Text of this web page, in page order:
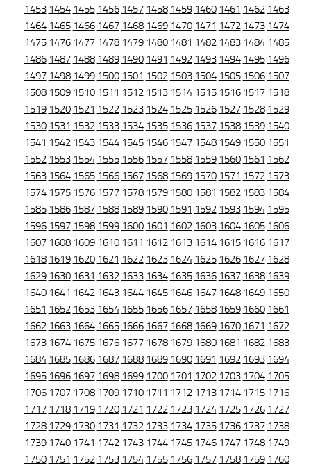
1453 1454 1455 1456 1457 1458 1459 1460 1461 1462 1463
1464 1465 1466 1467 1468 1469 1470 1471 1472 1473 1474
1475 1476 1477 1478 1479 1480 1481 1482 1483 1484 1485
1486 1487 1488 1489 1490 1491 1492 1493 1494 1495 1496
1497 1498 1499 1500 1501 1502 1503 1504 1505 1506 1507
1508 1509 1510 1511 1512 1513 1514 1515 1516 1517 1518
1519 1520 1521 1522 1523 1524 1525 1526 1527 1528 1529
1530 1531 1532 1533 1534 1535 1536 1537 1538 1539 1540
1541 1542 1543 1544 1545 1546 1547 1548 1549 1550 1551
1552 1553 1554 1555 1556 1557 1558 1559 1560 1561 1562
1563 1564 1565 1566 1567 1568 1569 1570 1571 1572 1573
1574 1575 1576 1577 1578 1579 1580 1581 1582 1583 1584
1585 1586 1587 1588 1589 1590 1591 1592 1593 1594 1595
1596 1597 1598 1599 1600 1601 1602 1603 1604 1605 1606
1607 1608 1609 1610 1611 1612 1613 1614 1615 1616 1617
1618 1619 1620 1621 1622 1623 1624 1625 1626 1627 1628
1629 1630 1631 1632 1633 1634 1635 1636 1637 1638 1639
1640 1641 1642 1643 1644 1645 1646 1647 1648 1649 1650
1651 1652 1653 1654 1655 1656 1657 1658 1659 1660 1661
1662 1663 1664 1665 1666 1667 1668 1669 1670 1671 1672
1673 1674 1675 1676 1677 1678 1679 1680 1681 1682 1683
1684 1685 1686 1687 1688 1689 1690 1691 1692 1693 1694
1695 1696 1697 1698 1699 1700 1701 1702 1703 1704 1705
1706 1707 1708 1709 1710 1711 1712 1713 1714 1715 1716
1717 1718 1719 1720 1721 1722 1723 1724 1725 1726 1727
1728 1729 1730 1731 1732 1733 1734 1735 1736 1737 1738
1739 1740 1741 1742 1743 1744 1745 1746 1747 1748 1749
1750 1751 1752 1753 1754 1755 1756 1757 1758 1759 1760